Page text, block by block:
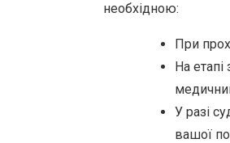
необхідною:
При
На етапі
У разі
вашої